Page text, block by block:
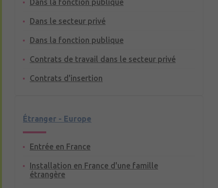
Dans la fonction publique
Dans le secteur privé
Dans la fonction publique
Contrats de travail dans le secteur privé
Contrats d'insertion
Étranger - Europe
Entrée en France
Installation en France d'une famille
étrangère